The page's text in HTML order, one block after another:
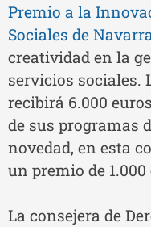
Premio a la
Sociales de
creatividad en la
servicios sociales.
recibirá 6.000
de sus programas
novedad, en esta
un premio de
La consejera de